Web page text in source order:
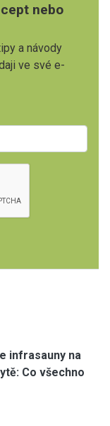
nebo
a návody
ve své e-
infrasauny na
Co všechno